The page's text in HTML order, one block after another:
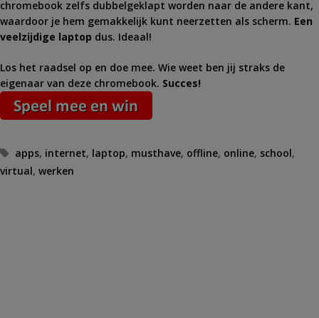
chromebook zelfs dubbelgeklapt worden naar de andere kant,
waardoor je hem gemakkelijk kunt neerzetten als scherm. Een
veelzijdige laptop dus. Ideaal!
Los het raadsel op en doe mee. Wie weet ben jij straks de
eigenaar van deze chromebook. Succes!
Tags
apps, internet, laptop, musthave, offline, online, school,
virtual, werken